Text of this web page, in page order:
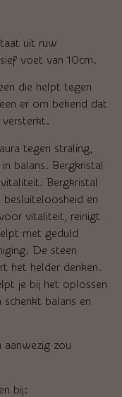
uit ruw
voet van 10cm.
die helpt tegen
er om bekend dat
versterkt.
tegen straling,
balans. Bergkristal
Bergkristal
en
vitaliteit, reinigt
met geduld
De steen
het helder denken.
je bij het oplossen
balans en
aanwezig zou
bij: